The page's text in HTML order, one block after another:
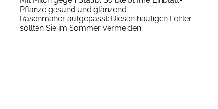
Pflanze gesund und glänzend
Rasenmäher aufgepasst: Diesen häufigen Fehler
sollten Sie im Sommer vermeiden